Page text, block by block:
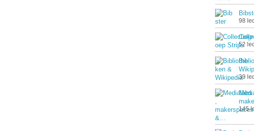
98
52
39
145